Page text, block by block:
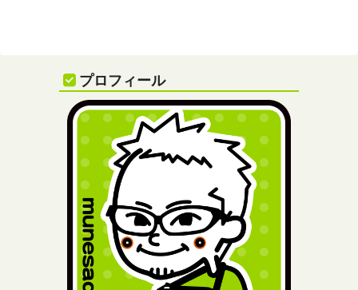
プロフィール